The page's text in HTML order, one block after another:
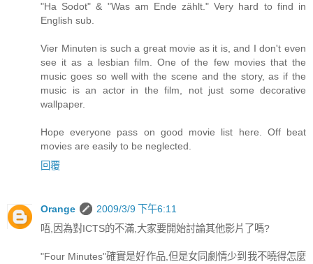
"Ha Sodot" & "Was am Ende zählt." Very hard to find in
English sub.
Vier Minuten is such a great movie as it is, and I don't even
see it as a lesbian film. One of the few movies that the
music goes so well with the scene and the story, as if the
music is an actor in the film, not just some decorative
wallpaper.
Hope everyone pass on good movie list here. Off beat
movies are easily to be neglected.
回覆
Orange
2009/3/9 下午6:11
唔,因為對ICTS的不滿,大家要開始討論其他影片了嗎?
"Four Minutes"確實是好作品,但是女同劇情少到我不曉得怎麼